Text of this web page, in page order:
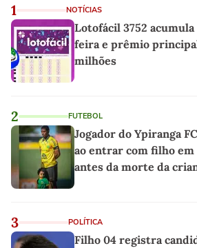
1 NOTÍCIAS
Lotofácil 3752
feira e prêmio
milhões
2 FUTEBOL
Jogador do Ypiranga
ao entrar com filho em
antes da morte da
3 POLÍTICA
Filho 04 registra